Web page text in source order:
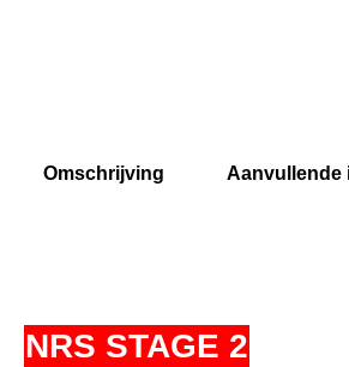
Omschrijving Aanvullende
NRS STAGE 2